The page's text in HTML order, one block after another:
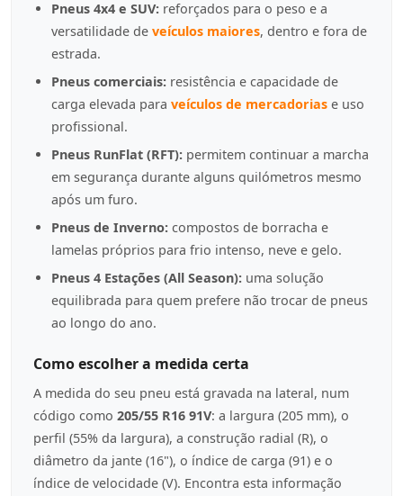
Pneus 4x4 e SUV: reforçados para o peso e a
versatilidade de veículos maiores, dentro e fora de
estrada.
Pneus comerciais: resistência e capacidade de
carga elevada para veículos de mercadorias e uso
profissional.
Pneus RunFlat (RFT): permitem continuar a marcha
em segurança durante alguns quilómetros mesmo
após um furo.
Pneus de Inverno: compostos de borracha e
lamelas próprios para frio intenso, neve e gelo.
Pneus 4 Estações (All Season): uma solução
equilibrada para quem prefere não trocar de pneus
ao longo do ano.
Como escolher a medida certa
A medida do seu pneu está gravada na lateral, num
código como 205/55 R16 91V: a largura (205 mm), o
perfil (55% da largura), a construção radial (R), o
diâmetro da jante (16"), o índice de carga (91) e o
índice de velocidade (V). Encontra esta informação